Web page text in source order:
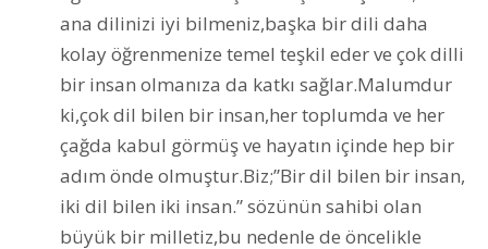
ana dilinizi iyi bilmeniz,başka bir dili daha
kolay öğrenmenize temel teşkil eder ve çok dilli
bir insan olmanıza da katkı sağlar.Malumdur
ki,çok dil bilen bir insan,her toplumda ve her
çağda kabul görmüş ve hayatın içinde hep bir
adım önde olmuştur.Biz;”Bir dil bilen bir insan,
iki dil bilen iki insan.” sözünün sahibi olan
büyük bir milletiz,bu nedenle de öncelikle